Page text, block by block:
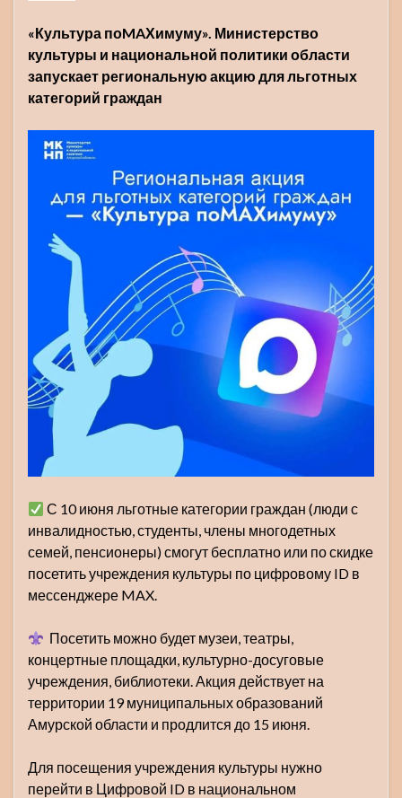
«Культура поMAХимуму». Министерство
культуры и национальной политики области
запускает региональную акцию для льготных
категорий граждан
С 10 июня льготные категории граждан (люди с
инвалидностью, студенты, члены многодетных
семей, пенсионеры) смогут бесплатно или по скидке
посетить учреждения культуры по цифровому ID в
мессенджере MAX.
Посетить можно будет музеи, театры,
концертные площадки, культурно-досуговые
учреждения, библиотеки. Акция действует на
территории 19 муниципальных образований
Амурской области и продлится до 15 июня.
Для посещения учреждения культуры нужно
перейти в Цифровой ID в национальном